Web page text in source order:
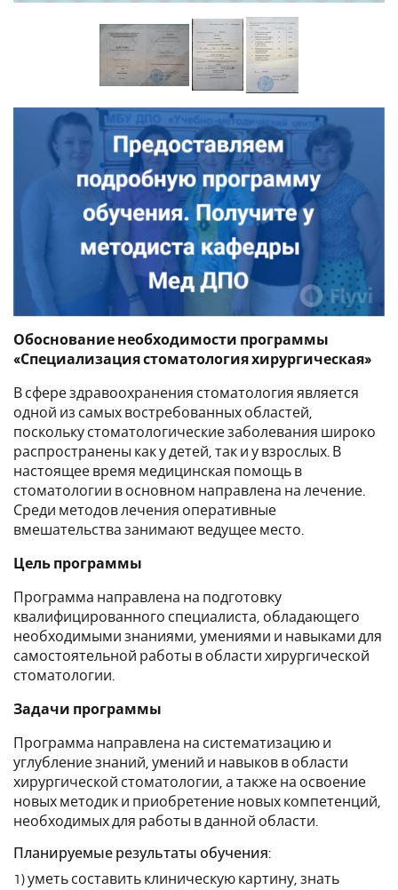
Обоснование необходимости программы
«Специализация стоматология хирургическая»
В сфере здравоохранения стоматология является
одной из самых востребованных областей,
поскольку стоматологические заболевания широко
распространены как у детей, так и у взрослых. В
настоящее время медицинская помощь в
стоматологии в основном направлена на лечение.
Среди методов лечения оперативные
вмешательства занимают ведущее место.
Цель программы
Программа направлена на подготовку
квалифицированного специалиста, обладающего
необходимыми знаниями, умениями и навыками для
самостоятельной работы в области хирургической
стоматологии.
Задачи программы
Программа направлена на систематизацию и
углубление знаний, умений и навыков в области
хирургической стоматологии, а также на освоение
новых методик и приобретение новых компетенций,
необходимых для работы в данной области.
Планируемые результаты обучения:
1) уметь составить клиническую картину, знать